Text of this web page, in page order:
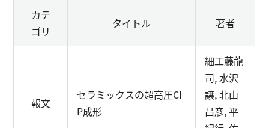
カテ
ゴリ
タイトル 著者
報文
セラミックスの超高圧CI
P成形
細工藤龍
司, 水沢
譲, 北山
昌彦, 平